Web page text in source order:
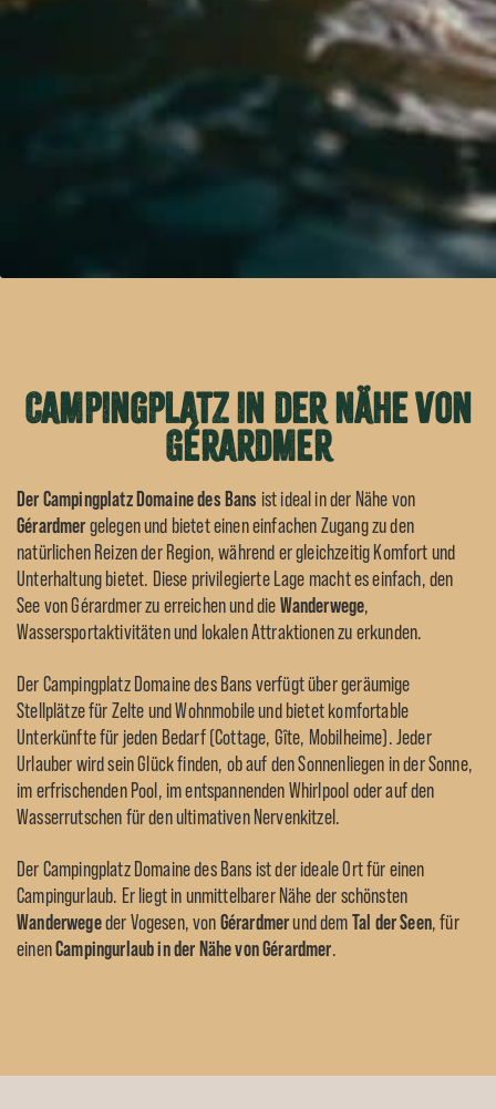
Campingplatz in der Nähe von
Gérardmer
Der Campingplatz Domaine des Bans ist ideal in der Nähe von
Gérardmergelegen und bietet einen einfachen Zugang zu den
natürlichen Reizen der Region, während er gleichzeitig Komfort und
Unterhaltung bietet. Diese privilegierte Lage macht es einfach, den
See von Gérardmer zu erreichen und dieWanderwege,
Wassersportaktivitäten und lokalen Attraktionen zu erkunden.
Der Campingplatz Domaine des Bans verfügt über geräumige
Stellplätze für Zelte und Wohnmobile und bietet komfortable
Unterkünfte für jeden Bedarf (Cottage, Gîte, Mobilheime). Jeder
Urlauber wird sein Glück finden, ob auf den Sonnenliegen in der Sonne,
im erfrischenden Pool, im entspannenden Whirlpool oder auf den
Wasserrutschen für den ultimativen Nervenkitzel.
Der Campingplatz Domaine des Bans ist der ideale Ort für einen
Campingurlaub. Er liegt in unmittelbarer Nähe der schönsten
Wanderwegeder Vogesen, vonGérardmerund demTal der Seen, für
einenCampingurlaub in der Nähe von Gérardmer.